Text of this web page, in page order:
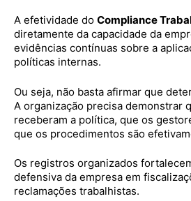
A efetividade do Compliance
diretamente da capacidade da
evidências contínuas sobre a
políticas internas.
Ou seja, não basta afirmar que
A organização precisa demonstrar
receberam a política, que os
que os procedimentos são
Os registros organizados
defensiva da empresa em
reclamações trabalhistas.